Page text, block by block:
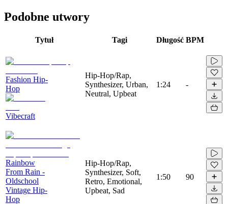
Podobne utwory
Tytuł Tagi Długość BPM
Fashion Hip-
Hop
Vibecraft
Hip-Hop/Rap,
Synthesizer, Urban,
Neutral, Upbeat
1:24 -
Rainbow
From Rain -
Oldschool
Vintage Hip-
Hop
Hip-Hop/Rap,
Synthesizer, Soft,
Retro, Emotional,
Upbeat, Sad
1:50 90